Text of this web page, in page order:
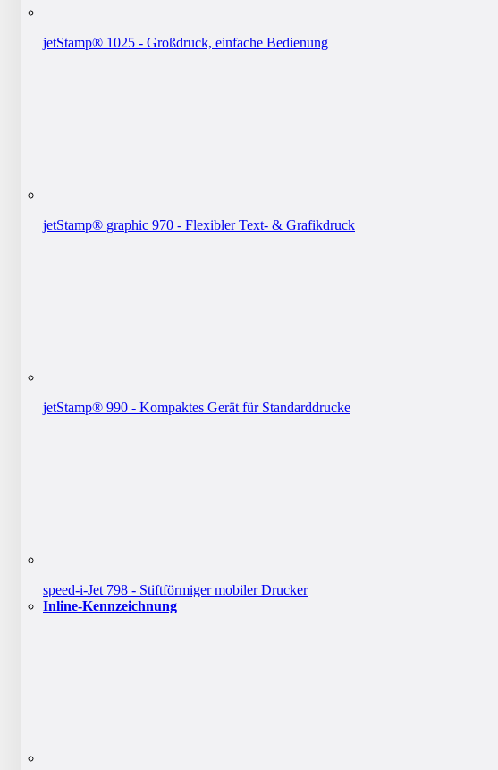
jetStamp® 1025 - Großdruck, einfache Bedienung
jetStamp® graphic 970 - Flexibler Text- & Grafikdruck
jetStamp® 990 - Kompaktes Gerät für Standarddrucke
speed-i-Jet 798 - Stiftförmiger mobiler Drucker
Inline-Kennzeichnung